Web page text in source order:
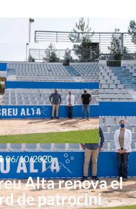
06/10/2020
Alta renova el
de patrocini